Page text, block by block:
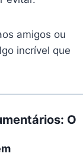
amigos ou
incrível que
O